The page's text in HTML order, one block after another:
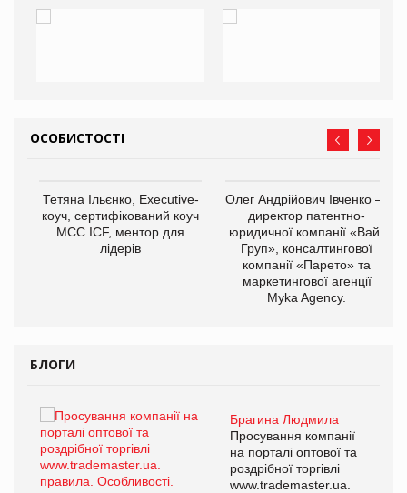
ОСОБИСТОСТІ
Тетяна Ільєнко, Executive-
коуч, сертифікований коуч
МСС ICF, ментор для
лідерів
Олег Андрійович Івченко —
директор патентно-
юридичної компанії «Вайз
Груп», консалтингової
компанії «Парето» та
маркетингової агенції
Myka Agency.
БЛОГИ
Брагина Людмила
Просування компанії
на порталі оптової та
роздрібної торгівлі
www.trademaster.ua.